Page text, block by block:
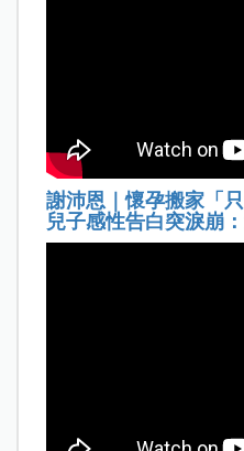
謝沛恩｜懷孕搬家「
兒子感性告白突淚崩